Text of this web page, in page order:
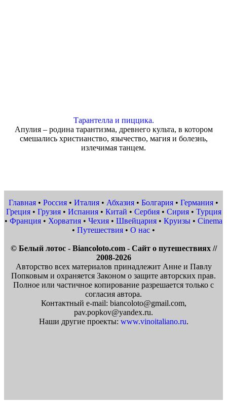
Тарантелла и пиццика.
Апулия – родина тарантизма, древнего культа, в котором
смешались христианство, язычество, магия и болезнь,
излечимая танцем.
Главная • Россия • Италия • Абхазия • Болгария • Германия •
Греция• Грузия• Испания• Китай • Сербия• Сирия• Турция
• Франция • Хорватия • Чехия • Швейцария • Круизы • Cinema
• Путешествия • О нас •
© Белый лотос - Biancoloto.com - Сайт о путешествиях //
2008-2026
Авторство всех материалов принадлежит Анне и Павлу
Попковым и охраняется Законом о защите авторских прав.
Полное или частичное копирование разрешается только с
согласия автора.
Контактный e-mail: biancoloto@gmail.com,
pav.popkov@yandex.ru.
Наши другие проекты: www.vinoitaliano.ru.